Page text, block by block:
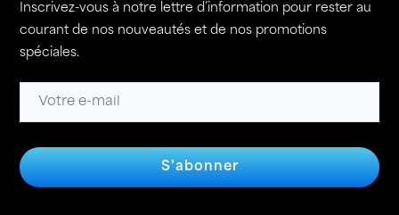
Inscrivez-vous à notre lettre d’information pour rester au
courant de nos nouveautés et de nos promotions
spéciales.
S'abonner